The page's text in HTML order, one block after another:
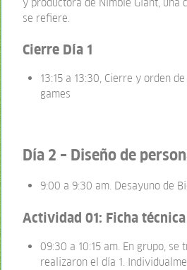
se refiere.
Cierre Día 1
13:15 a 13:30, Cierre y orden
games
Día 2 – Diseño de
9:00 a 9:30 am. Desayuno de
Actividad 01: Ficha
09:30 a 10:15 am. En grupo,
realizaron el día 1.